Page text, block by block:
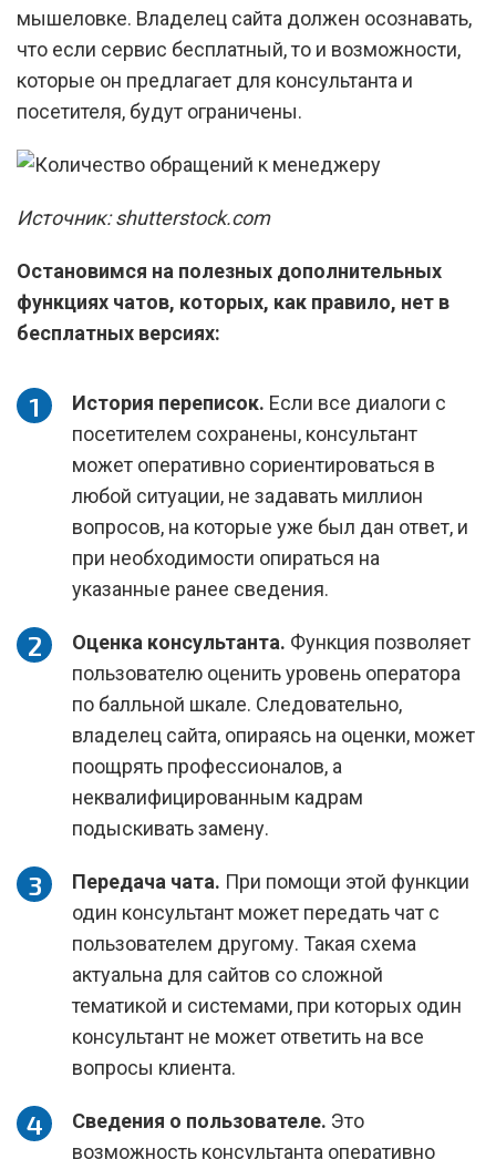
мышеловке. Владелец сайта должен осознавать,
что если сервис бесплатный, то и возможности,
которые он предлагает для консультанта и
посетителя, будут ограничены.
Источник: shutterstock.com
Остановимся на полезных дополнительных
функциях чатов, которых, как правило, нет в
бесплатных версиях:
История переписок. Если все диалоги с
посетителем сохранены, консультант
может оперативно сориентироваться в
любой ситуации, не задавать миллион
вопросов, на которые уже был дан ответ, и
при необходимости опираться на
указанные ранее сведения.
Оценка консультанта. Функция позволяет
пользователю оценить уровень оператора
по балльной шкале. Следовательно,
владелец сайта, опираясь на оценки, может
поощрять профессионалов, а
неквалифицированным кадрам
подыскивать замену.
Передача чата. При помощи этой функции
один консультант может передать чат с
пользователем другому. Такая схема
актуальна для сайтов со сложной
тематикой и системами, при которых один
консультант не может ответить на все
вопросы клиента.
Сведения о пользователе. Это
возможность консультанта оперативно